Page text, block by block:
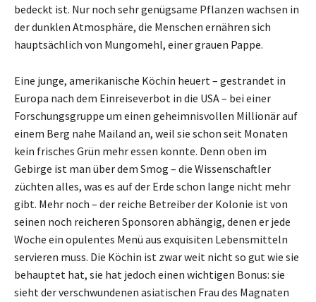
bedeckt ist. Nur noch sehr genügsame Pflanzen wachsen in
der dunklen Atmosphäre, die Menschen ernähren sich
hauptsächlich von Mungomehl, einer grauen Pappe.
Eine junge, amerikanische Köchin heuert – gestrandet in
Europa nach dem Einreiseverbot in die USA – bei einer
Forschungsgruppe um einen geheimnisvollen Millionär auf
einem Berg nahe Mailand an, weil sie schon seit Monaten
kein frisches Grün mehr essen konnte. Denn oben im
Gebirge ist man über dem Smog – die Wissenschaftler
züchten alles, was es auf der Erde schon lange nicht mehr
gibt. Mehr noch – der reiche Betreiber der Kolonie ist von
seinen noch reicheren Sponsoren abhängig, denen er jede
Woche ein opulentes Menü aus exquisiten Lebensmitteln
servieren muss. Die Köchin ist zwar weit nicht so gut wie sie
behauptet hat, sie hat jedoch einen wichtigen Bonus: sie
sieht der verschwundenen asiatischen Frau des Magnaten